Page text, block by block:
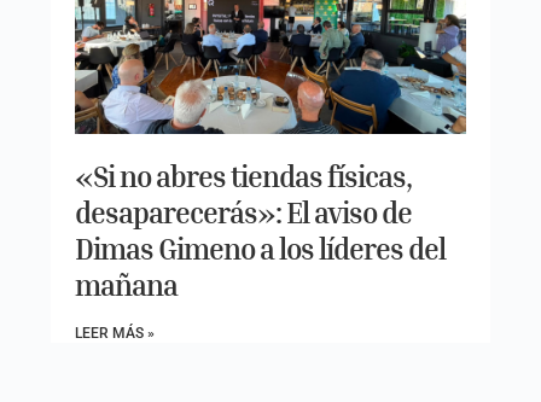
«Si no abres tiendas físicas,
desaparecerás»: El aviso de
Dimas Gimeno a los líderes del
mañana
LEER MÁS »